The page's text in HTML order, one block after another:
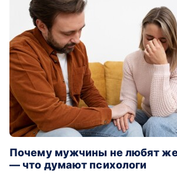
Почему мужчины не любят
— что думают психологи